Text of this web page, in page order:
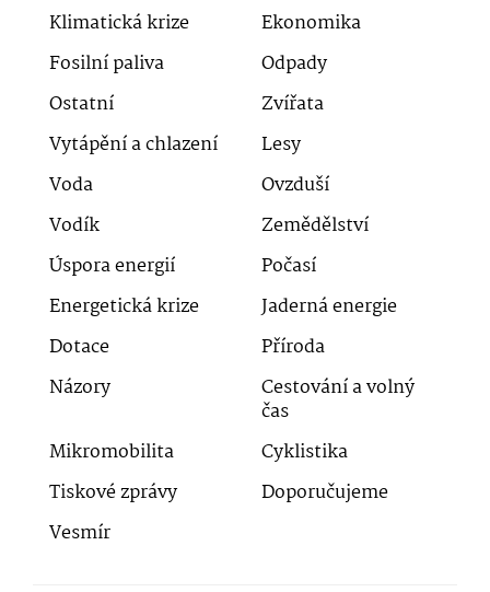
Klimatická krize
Ekonomika
Fosilní paliva
Odpady
Ostatní
Zvířata
Vytápění a chlazení
Lesy
Voda
Ovzduší
Vodík
Zemědělství
Úspora energií
Počasí
Energetická krize
Jaderná energie
Dotace
Příroda
Názory
Cestování a volný
čas
Mikromobilita
Cyklistika
Tiskové zprávy
Doporučujeme
Vesmír